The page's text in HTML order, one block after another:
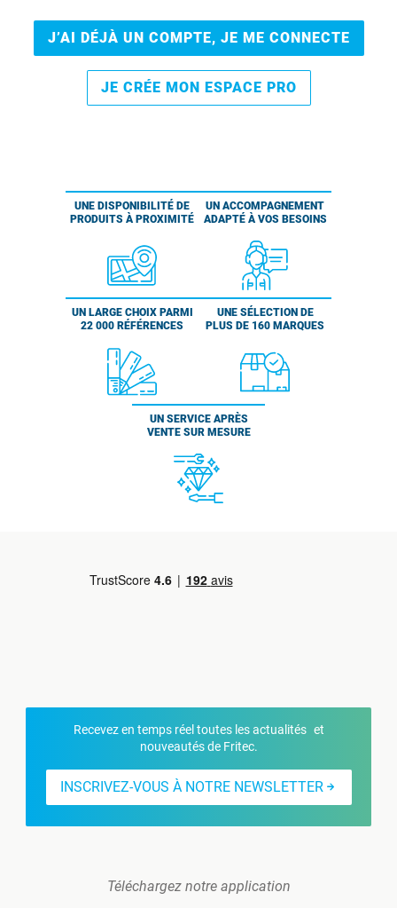
J’AI DÉJÀ UN COMPTE, JE ME CONNECTE
JE CRÉE MON ESPACE PRO
UNE DISPONIBILITÉ DE
PRODUITS À PROXIMITÉ
UN ACCOMPAGNEMENT
ADAPTÉ À VOS BESOINS
UN LARGE CHOIX PARMI
22 000 RÉFÉRENCES
UNE SÉLECTION DE
PLUS DE 160 MARQUES
UN SERVICE APRÈS
VENTE SUR MESURE
Recevez en temps réel toutes les actualités et
nouveautés de Fritec.
INSCRIVEZ-VOUS À NOTRE NEWSLETTER
Téléchargez notre application